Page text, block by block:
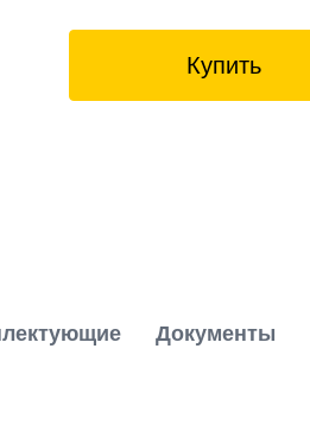
Купить
Документы